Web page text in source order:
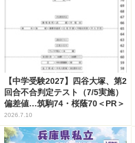
【中学受験2027】四谷大塚、第2
回合不合判定テスト（7/5実施）
偏差値…筑駒74・桜蔭70＜PR＞
2026.7.10